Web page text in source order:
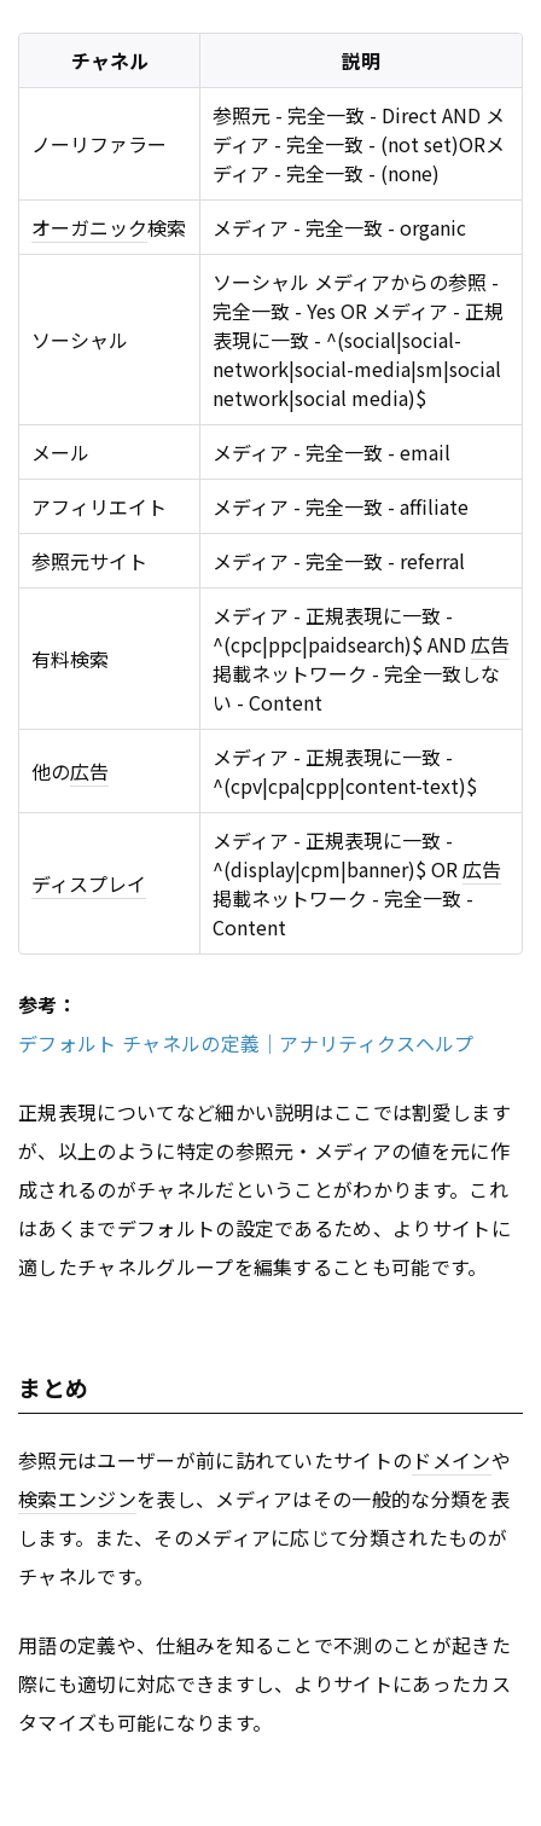
チャネル 説明
ノーリファラー
参照元 - 完全一致 - Direct AND メ
ディア - 完全一致 - (not set)ORメ
ディア - 完全一致 - (none)
オーガニック検索 メディア - 完全一致 - organic
ソーシャル
ソーシャル メディアからの参照 -
完全一致 - Yes OR メディア - 正規
表現に一致 - ^(social|social-
network|social-media|sm|social
network|social media)$
メール
メディア - 完全一致 - email
アフィリエイト
メディア - 完全一致 - affiliate
参照元サイト
メディア - 完全一致 - referral
有料検索
メディア - 正規表現に一致 -
^(cpc|ppc|paidsearch)$ AND広告
掲載ネットワーク - 完全一致しな
い - Content
他の広告
メディア - 正規表現に一致 -
^(cpv|cpa|cpp|content-text)$
ディスプレイ
メディア - 正規表現に一致 -
^(display|cpm|banner)$ OR広告
掲載ネットワーク - 完全一致 -
Content
参考：
デフォルト チャネルの定義｜アナリティクスヘルプ
正規表現についてなど細かい説明はここでは割愛します
が、以上のように特定の参照元・メディアの値を元に作
成されるのがチャネルだということがわかります。これ
はあくまでデフォルトの設定であるため、よりサイトに
適したチャネルグループを編集することも可能です。
まとめ
参照元はユーザーが前に訪れていたサイトの ドメインや
検索エンジンを表し、メディアはその一般的な分類を表
します。また、そのメディアに応じて分類されたものが
チャネルです。
用語の定義や、仕組みを知ることで不測のことが起きた
際にも適切に対応できますし、よりサイトにあったカス
タマイズも可能になります。